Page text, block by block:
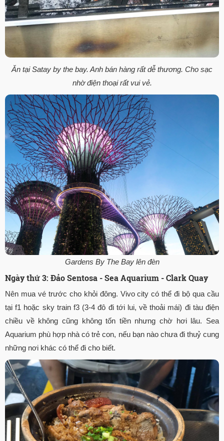
Ăn tại Satay by the bay. Anh bán hàng rất dễ thương. Cho sạc
nhờ điện thoại rất vui vẻ.
Gardens By The Bay lên đèn
Ngày thứ 3: Đảo Sentosa - Sea Aquarium - Clark Quay
Nên mua vé trước cho khỏi đông. Vivo city có thể đi bộ qua cầu
tại f1 hoặc sky train f3 (3-4 đô đi tới lui, về thoải mái) đi tàu điện
chiều về không cũng không tốn tiền nhưng chờ hơi lâu. Sea
Aquarium phù hợp nhà có trẻ con, nếu bạn nào chưa đi thuỷ cung
những nơi khác có thể đi cho biết.